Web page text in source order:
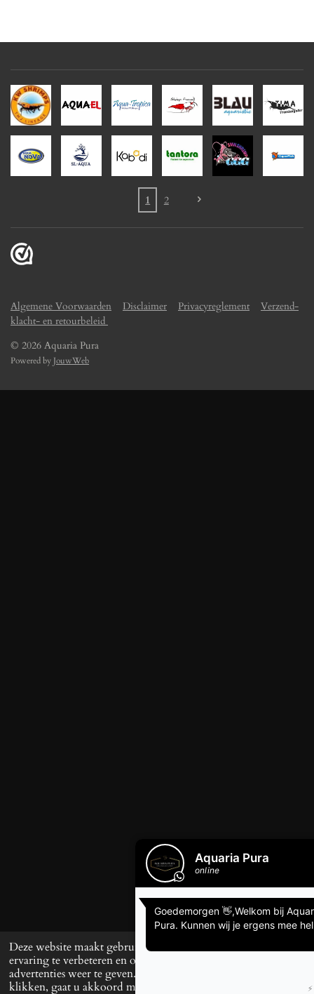
Deze website maakt gebruik van cookies om uw
ervaring te verbeteren en op maat gemaakte
advertenties weer te geven. Door op ‘Accepteren’ te
klikken, gaat u akkoord met het gebruik van alle
1 2
Algemene Voorwaarden Disclaimer Privacyreglement
Verzend-
klacht- en retourbeleid
© 2026 Aquaria Pura
Powered by JouwWeb